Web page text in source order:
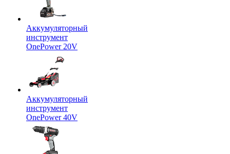
Аккумуляторный
инструмент
OnePower 20V
Аккумуляторный
инструмент
OnePower 40V